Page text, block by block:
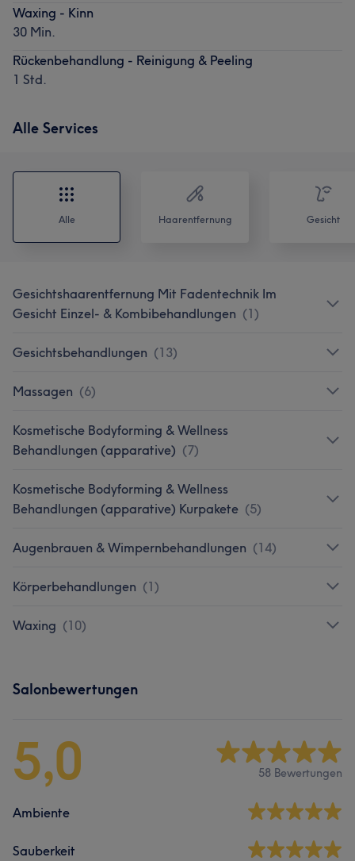
Waxing - Kinn
30 Min.
Rückenbehandlung - Reinigung & Peeling
1 Std.
Alle Services
Alle Haarentfernung Gesicht
Gesichtshaarentfernung Mit Fadentechnik Im
Gesicht Einzel- & Kombibehandlungen (1)
Gesichtsbehandlungen (13)
Massagen (6)
Kosmetische Bodyforming & Wellness
Behandlungen (apparative) (7)
Kosmetische Bodyforming & Wellness
Behandlungen (apparative) Kurpakete (5)
Augenbrauen & Wimpernbehandlungen (14)
Körperbehandlungen (1)
Waxing (10)
Salonbewertungen
5,0 58 Bewertungen
Ambiente
Sauberkeit